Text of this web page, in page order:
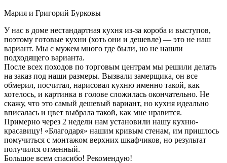
Мария и Григорий Бурковы
У нас в доме нестандартная кухня из-за короба и выступов,
поэтому готовые кухни (хоть они и дешевле) — это не наш
вариант. Мы с мужем много где были, но не нашли
подходящего варианта.
После всех походов по торговым центрам мы решили делать
на заказ под наши размеры. Вызвали замерщика, он все
обмерил, посчитал, нарисовал кухню именно такой, как
хотелось, и картинка в голове сложилась окончательно. Не
скажу, что это самый дешевый вариант, но кухня идеально
вписалась и цвет выбрала такой, как мне нравится.
Примерно через 2 недели нам установили нашу кухню-
красавицу! «Благодаря» нашим кривым стенам, им пришлось
помучиться с монтажом верхних шкафчиков, но результат
получился отменный.
Большое всем спасибо! Рекомендую!